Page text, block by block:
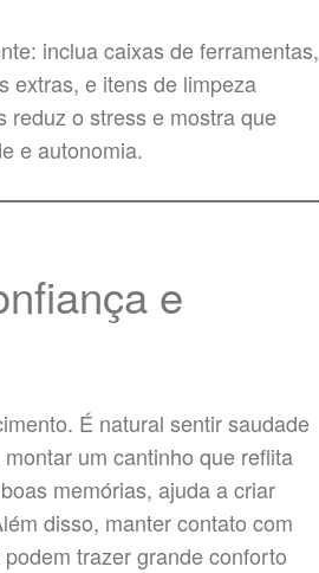
inclua caixas de ferramentas,
extras, e itens de limpeza
reduz o stress e mostra que
e autonomia.
e
É natural sentir saudade
um cantinho que reflita
memórias, ajuda a criar
disso, manter contato com
trazer grande conforto